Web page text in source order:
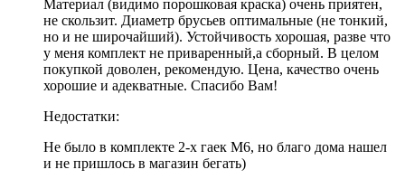
Материал (видимо порошковая краска) очень приятен,
не скользит. Диаметр брусьев оптимальные (не тонкий,
но и не широчайший). Устойчивость хорошая, разве что
у меня комплект не приваренный,а сборный. В целом
покупкой доволен, рекомендую. Цена, качество очень
хорошие и адекватные. Спасибо Вам!
Недостатки:
Не было в комплекте 2-х гаек М6, но благо дома нашел
и не пришлось в магазин бегать)